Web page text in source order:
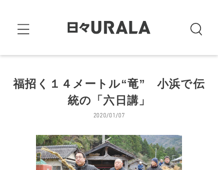
福招く１４メートル“竜” 小浜で伝
統の「六日講」
2020/01/07